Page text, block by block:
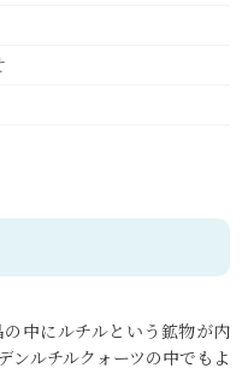
中にルチルという鉱物が内
ンルチルクォーツの中でもよ